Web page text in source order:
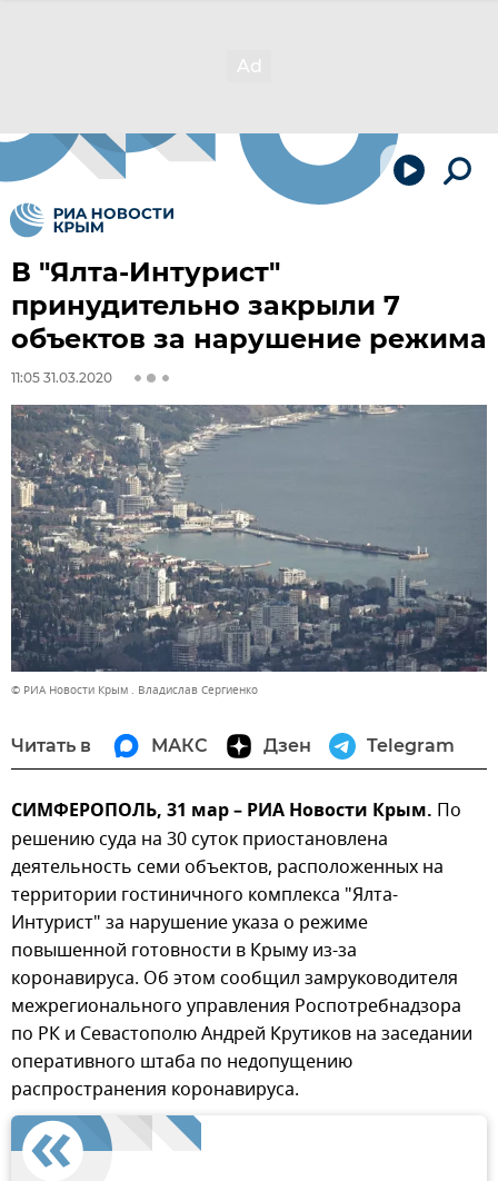
В "Ялта-Интурист"
принудительно закрыли 7
объектов за нарушение режима
11:05 31.03.2020
© РИА Новости Крым . Владислав Сергиенко
Читать в МАКС Дзен Telegram
СИМФЕРОПОЛЬ, 31 мар – РИА Новости Крым. По
решению суда на 30 суток приостановлена
деятельность семи объектов, расположенных на
территории гостиничного комплекса "Ялта-
Интурист" за нарушение указа о режиме
повышенной готовности в Крыму из-за
коронавируса. Об этом сообщил замруководителя
межрегионального управления Роспотребнадзора
по РК и Севастополю Андрей Крутиков на заседании
оперативного штаба по недопущению
распространения коронавируса.